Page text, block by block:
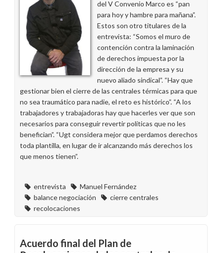
del V Convenio Marco es “pan
para hoy y hambre para mañana”.
Estos son otro titulares de la
entrevista: “Somos el muro de
contención contra la laminación
de derechos impuesta por la
dirección de la empresa y su
nuevo aliado sindical”. “Hay que
gestionar bien el cierre de las centrales térmicas para que
no sea traumático para nadie, el reto es histórico”. “A los
trabajadores y trabajadoras hay que hacerles ver que son
necesarios para conseguir revertir políticas que no les
benefician”. “Ugt considera mejor que perdamos derechos
toda plantilla, en lugar de ir alcanzando más derechos los
que menos tienen”.
entrevista
Manuel Fernández
balance negociación
cierre centrales
recolocaciones
Acuerdo final del Plan de